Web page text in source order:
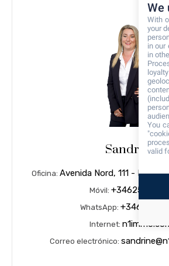
Sandrine
Oficina: Avenida Nord, 111 - Local 1
Móvil: +34625321459
WhatsApp:
Internet:
Correo electrónico:
We
With
your
in our
in
You
valid